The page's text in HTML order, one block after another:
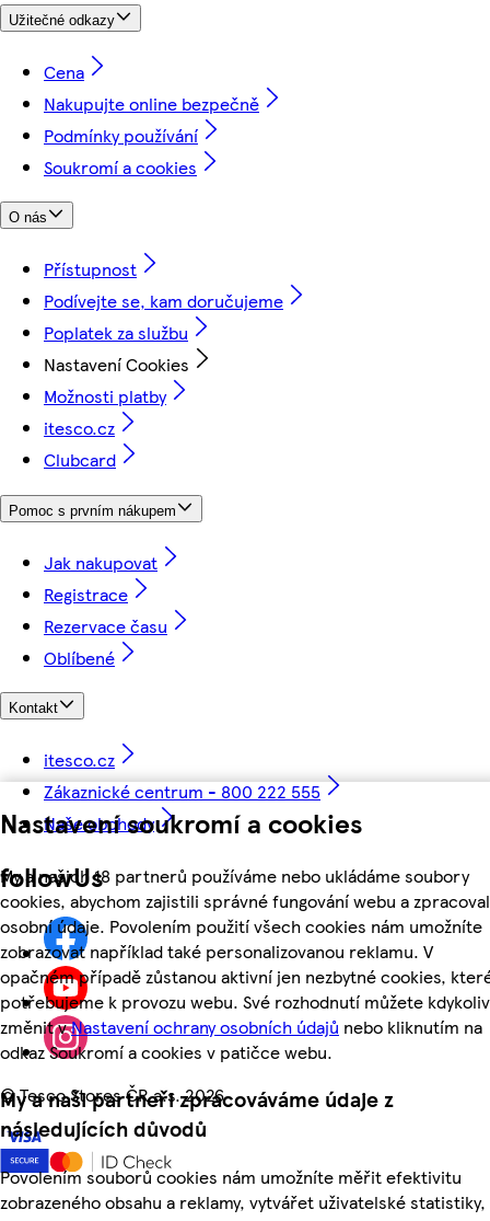
Nastavení soukromí a cookies
My a našich 18 partnerů používáme nebo ukládáme soubory
cookies, abychom zajistili správné fungování webu a
osobní údaje. Povolením použití všech cookies nám umožníte
zobrazovat například také personalizovanou reklamu. V
opačném případě zůstanou aktivní jen nezbytné cookies,
potřebujeme k provozu webu. Své rozhodnutí můžete kdykoliv
změnit vNastavení ochrany osobních údajů nebo kliknutím na
odkaz Soukromí a cookies v patičce webu.
My a naši partneři zpracováváme údaje z
následujících důvodů
Povolením souborů cookies nám umožníte měřit efektivitu
zobrazeného obsahu a reklamy, vytvářet uživatelské statistiky,
Užitečné odkazy
Cena
Nakupujte online bezpečně
Podmínky používání
Soukromí a cookies
O nás
Přístupnost
Podívejte se, kam doručujeme
Poplatek za službu
Nastavení Cookies
Možnosti platby
itesco.cz
Clubcard
Pomoc s prvním nákupem
Jak nakupovat
Registrace
Rezervace času
Oblíbené
Kontakt
itesco.cz
Zákaznické centrum - 800 222 555
Naše obchody
followUs
©Tesco Stores ČR a.s. 2026